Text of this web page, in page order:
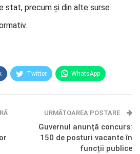
stat, precum și din alte surse
Twitter WhatsApp
URMĂTOAREA POSTARE
Guvernul anunță concurs:
150 de posturi vacante în
funcții publice